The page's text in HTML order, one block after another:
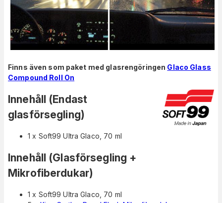
Finns även som paket med glasrengöringen Glaco Glass
Compound Roll On
Innehåll (Endast
glasförsegling)
1 x Soft99 Ultra Glaco, 70 ml
Innehåll (Glasförsegling +
Mikrofiberdukar)
1 x Soft99 Ultra Glaco, 70 ml